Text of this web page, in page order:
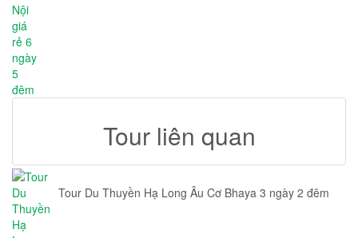
Tour liên quan
Tour Du Thuyền Hạ Long Âu Cơ Bhaya 3 ngày 2 đêm